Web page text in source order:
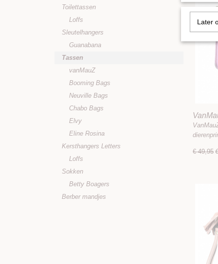
Toilettassen
Loffs
Sleutelhangers
Guanabana
Tassen
vanMauZ
Booming Bags
Neuville Bags
Chabo Bags
Elvy
Eline Rosina
Kersthangers Letters
Loffs
Sokken
Betty Boagers
Berber mandjes
€ 49,95
Later